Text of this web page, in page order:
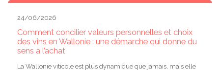
24/06/2026
Comment concilier valeurs personnelles et choix
des vins en Wallonie : une démarche qui donne du
sens à l’achat
La Wallonie viticole est plus dynamique que jamais, mais elle